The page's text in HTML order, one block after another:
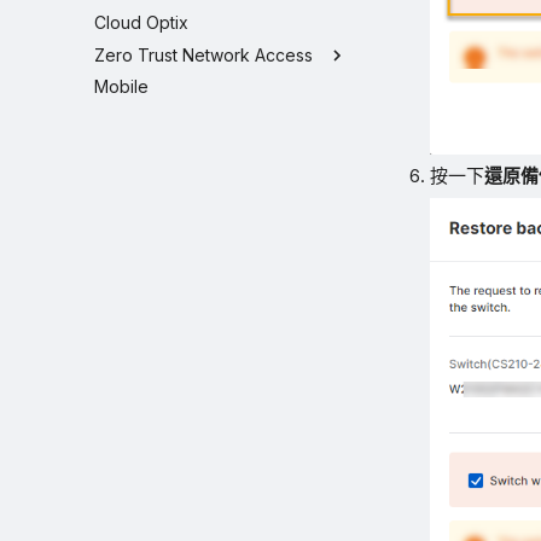
Cloud Optix
Zero Trust Network Access
Mobile
按一下還原